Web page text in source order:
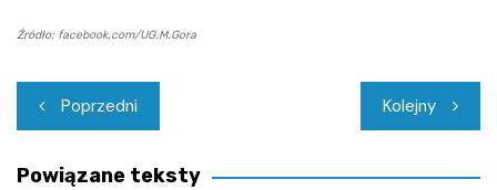
Źródło: facebook.com/UG.M.Gora
Nawigacja
wpisu
Poprzedni Kolejny
Powiązane teksty